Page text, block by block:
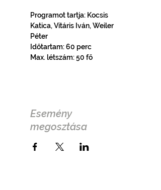
Programot tartja: Kocsis
Katica, Vitáris Iván, Weiler
Péter
Időtartam: 60 perc
Max. létszám: 50 fő
Esemény
megosztása